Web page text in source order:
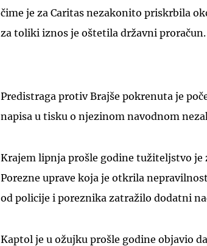
čime je za Caritas nezakonito priskrbila
za toliki iznos je oštetila državni proračun.
Predistraga protiv Brajše pokrenuta je
napisa u tisku o njezinom navodnom
Krajem lipnja prošle godine tužiteljstvo je
Porezne uprave koja je otkrila
od policije i poreznika zatražilo dodatni
Kaptol je u ožujku prošle godine objavio